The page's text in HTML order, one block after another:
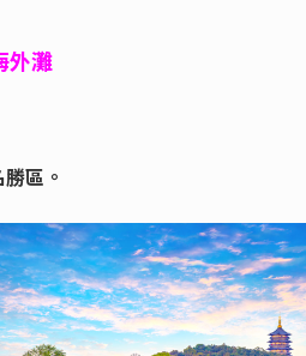
外灘
區。